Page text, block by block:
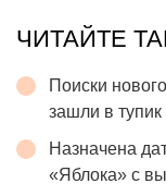
ЧИТАЙТЕ
Поиски
зашли в тупик
Назначена
«Яблока» с